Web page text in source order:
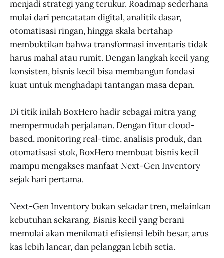
menjadi strategi yang terukur. Roadmap sederhana
mulai dari pencatatan digital, analitik dasar,
otomatisasi ringan, hingga skala bertahap
membuktikan bahwa transformasi inventaris tidak
harus mahal atau rumit. Dengan langkah kecil yang
konsisten, bisnis kecil bisa membangun fondasi
kuat untuk menghadapi tantangan masa depan.
Di titik inilah BoxHero hadir sebagai mitra yang
mempermudah perjalanan. Dengan fitur cloud-
based, monitoring real-time, analisis produk, dan
otomatisasi stok, BoxHero membuat bisnis kecil
mampu mengakses manfaat Next-Gen Inventory
sejak hari pertama.
Next-Gen Inventory bukan sekadar tren, melainkan
kebutuhan sekarang. Bisnis kecil yang berani
memulai akan menikmati efisiensi lebih besar, arus
kas lebih lancar, dan pelanggan lebih setia.